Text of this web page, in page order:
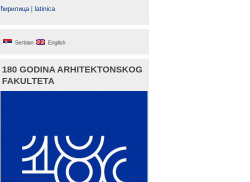
ћирилица| latinica
Serbian English
180 GODINA ARHITEKTONSKOG
FAKULTETA